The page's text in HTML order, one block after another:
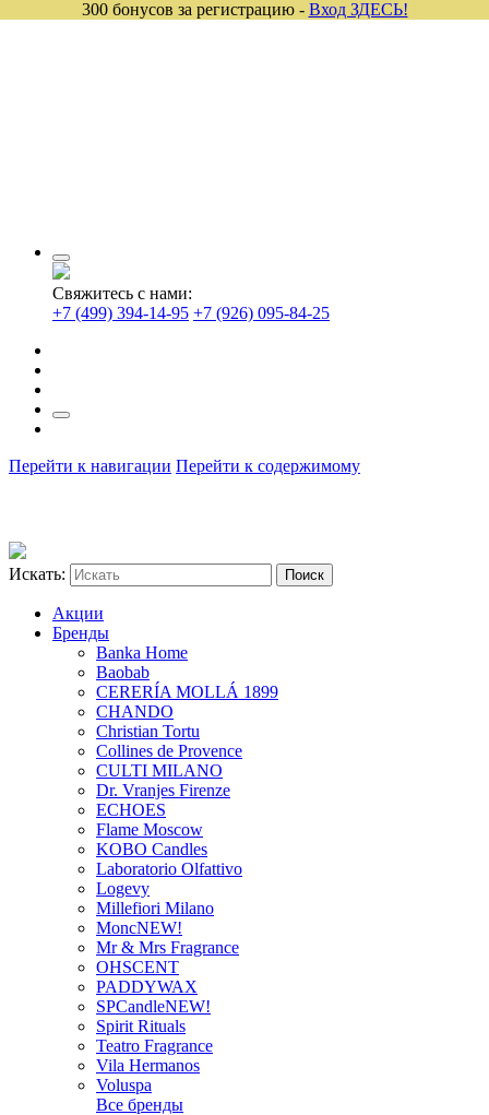
Свяжитесь с нами:
+7 (499) 394-14-95 +7 (926) 095-84-25
Перейти к навигации Перейти к содержимому
Искать:
Акции
Бренды
Banka Home
Baobab
CERERÍA MOLLÁ 1899
CHANDO
Christian Tortu
Collines de Provence
CULTI MILANO
Dr. Vranjes Firenze
ECHOES
Flame Moscow
KOBO Candles
Laboratorio Olfattivo
Logevy
Millefiori Milano
MoncNEW!
Mr & Mrs Fragrance
OHSCENT
PADDYWAX
SPCandleNEW!
Spirit Rituals
Teatro Fragrance
Vila Hermanos
Voluspa
Все бренды
300 бонусов за регистрацию - Вход ЗДЕСЬ!